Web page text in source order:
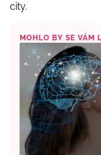
city.
MOHLO BY SE VÁM